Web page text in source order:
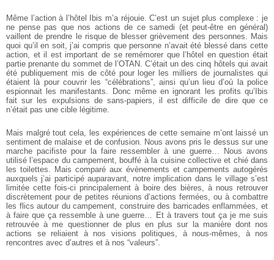
Même l’action à l’hôtel Ibis m’a réjouie. C’est un sujet plus complexe : je
ne pense pas que nos actions de ce samedi (et peut-être en général)
vaillent de prendre le risque de blesser grièvement des personnes. Mais
quoi qu’il en soit, j’ai compris que personne n’avait été blessé dans cette
action, et il est important de se remémorer que l’hôtel en question était
partie prenante du sommet de l’OTAN. C’était un des cinq hôtels qui avait
été publiquement mis de côté pour loger les milliers de journalistes qui
étaient là pour couvrir les “célébrations”, ainsi qu’un lieu d’où la police
espionnait les manifestants. Donc même en ignorant les profits qu’Ibis
fait sur les expulsions de sans-papiers, il est difficile de dire que ce
n’était pas une cible légitime.
Mais malgré tout cela, les expériences de cette semaine m’ont laissé un
sentiment de malaise et de confusion. Nous avons pris le dessus sur une
marche pacifiste pour la faire ressembler à une guerre… Nous avons
utilisé l’espace du campement, bouffé à la cuisine collective et chié dans
les toilettes. Mais comparé aux évènements et campements autogérés
auxquels j’ai participé auparavant, notre implication dans le village s’est
limitée cette fois-ci principalement à boire des bières, à nous retrouver
discrètement pour de petites réunions d’actions fermées, ou à combattre
les flics autour du campement, construire des barricades enflammées, et
à faire que ça ressemble à une guerre… Et à travers tout ça je me suis
retrouvée à me questionner de plus en plus sur la manière dont nos
actions se reliaient à nos visions politiques, à nous-mêmes, à nos
rencontres avec d’autres et à nos “valeurs”.